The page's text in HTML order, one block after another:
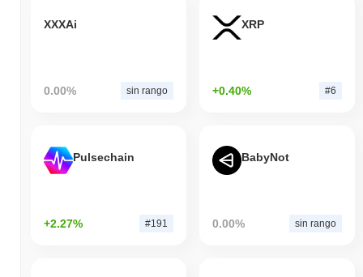
XXXAi
0.00% sin rango
XRP
+0.40% #6
Pulsechain
+2.27% #191
BabyNot
0.00% sin rango